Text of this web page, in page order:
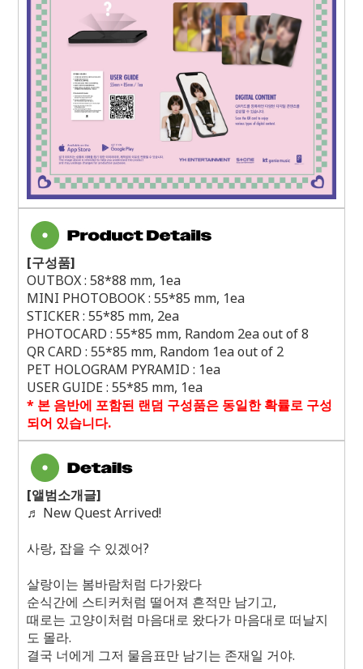
[구성품]
OUTBOX : 58*88 mm, 1ea
MINI PHOTOBOOK : 55*85 mm, 1ea
STICKER : 55*85 mm, 2ea
PHOTOCARD : 55*85 mm, Random 2ea out of 8
QR CARD : 55*85 mm, Random 1ea out of 2
PET HOLOGRAM PYRAMID : 1ea
USER GUIDE : 55*85 mm, 1ea
* 본 음반에 포함된 랜덤 구성품은 동일한 확률로 구성
되어 있습니다.
[앨범소개글]
♬ New Quest Arrived!
사랑, 잡을 수 있겠어?
살랑이는 봄바람처럼 다가왔다
순식간에 스티커처럼 떨어져 흔적만 남기고,
때로는 고양이처럼 마음대로 왔다가 마음대로 떠날지
도 몰라.
결국 너에게 그저 물음표만 남기는 존재일 거야.